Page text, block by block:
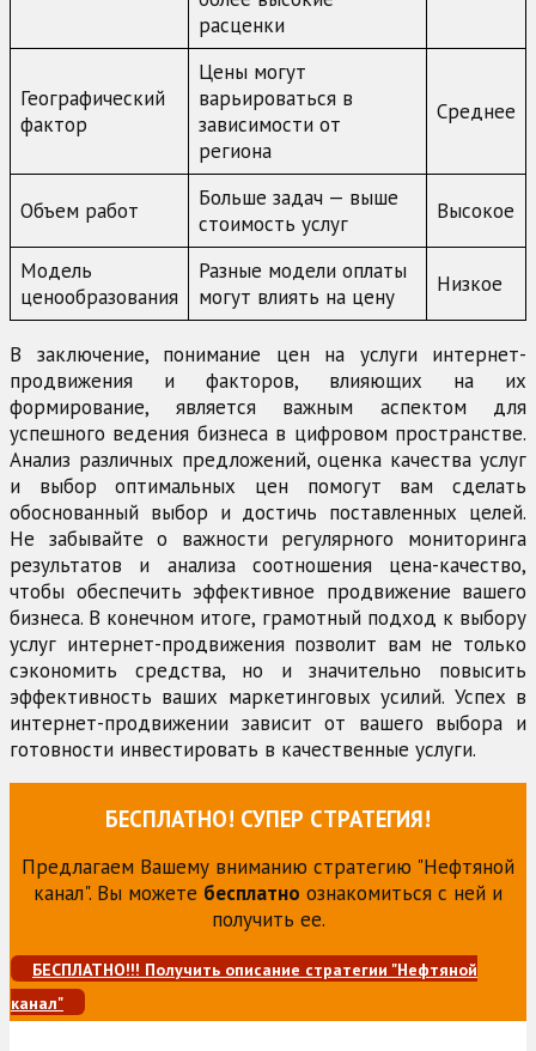
расценки
Географический
фактор
Цены могут
варьироваться в
зависимости от
региона
Среднее
Объем работ
Больше задач — выше
стоимость услуг
Высокое
Модель
ценообразования
Разные модели оплаты
могут влиять на цену
Низкое
В заключение, понимание цен на услуги интернет-
продвижения и факторов, влияющих на их
формирование, является важным аспектом для
успешного ведения бизнеса в цифровом пространстве.
Анализ различных предложений, оценка качества услуг
и выбор оптимальных цен помогут вам сделать
обоснованный выбор и достичь поставленных целей.
Не забывайте о важности регулярного мониторинга
результатов и анализа соотношения цена-качество,
чтобы обеспечить эффективное продвижение вашего
бизнеса. В конечном итоге, грамотный подход к выбору
услуг интернет-продвижения позволит вам не только
сэкономить средства, но и значительно повысить
эффективность ваших маркетинговых усилий. Успех в
интернет-продвижении зависит от вашего выбора и
готовности инвестировать в качественные услуги.
БЕСПЛАТНО! СУПЕР СТРАТЕГИЯ!
Предлагаем Вашему вниманию стратегию "Нефтяной
канал". Вы можете бесплатно ознакомиться с ней и
получить ее.
БЕСПЛАТНО!!! Получить описание стратегии "Нефтяной
канал"